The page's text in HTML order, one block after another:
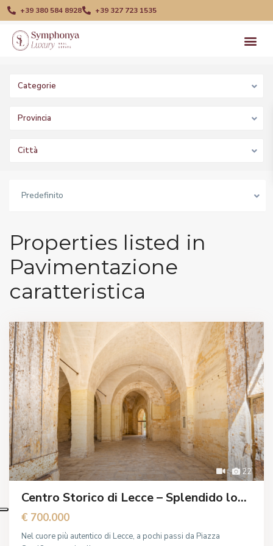
+39 380 584 8928 +39 327 723 1535
Categorie
Provincia
Città
Predefinito
Properties listed in
Pavimentazione
caratteristica
22
Centro Storico di Lecce – Splendido lo...
€ 700.000
Nel cuore più autentico di Lecce, a pochi passi da Piazza